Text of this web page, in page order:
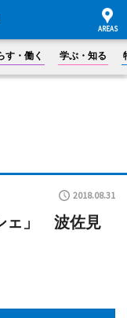
す・働く 学ぶ・知る
2018.08.31
ェ」 波佐見